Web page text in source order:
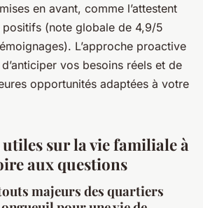
en avant, comme l’attestent
positifs (note globale de 4,9/5
L’approche proactive
vos besoins réels et de
opportunités adaptées à votre
sur la vie familiale à
aux questions
majeurs des quartiers